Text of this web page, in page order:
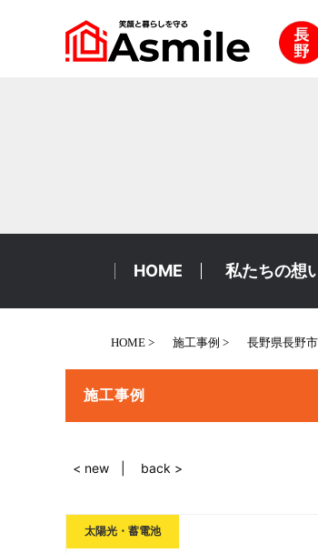
HOME 私たちの想
HOME 施工事例 長野県長野
施工事例
< new back >
太陽光・蓄電池